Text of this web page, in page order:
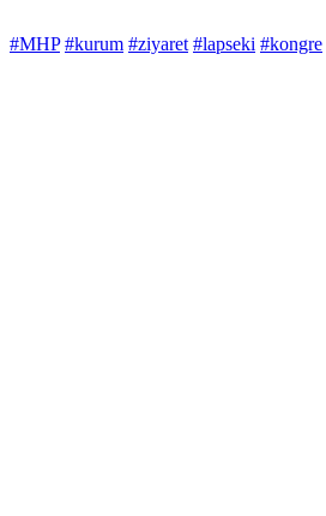
#MHP #kurum #ziyaret #lapseki #kongre